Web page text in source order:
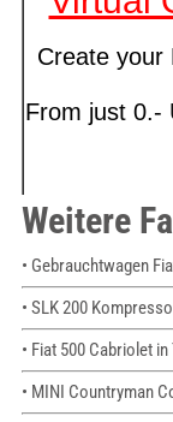
Weitere
• Gebrauchtwagen
• SLK 200
• Fiat 500 Cabriolet
• MINI Countryman